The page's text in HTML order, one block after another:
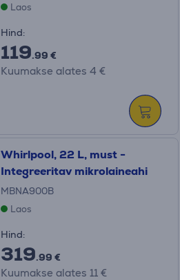
Laos
Hind:
119.99 €
Kuumakse alates 4 €
Whirlpool, 22 L, must -
Integreeritav mikrolaineahi
MBNA900B
Laos
Hind:
319.99 €
Kuumakse alates 11 €